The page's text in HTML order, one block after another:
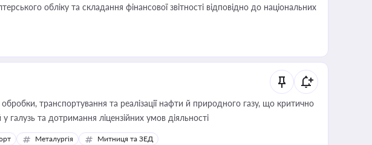
обліку та складання фінансової звітності відповідно до національних
транспортування та реалізації нафти й природного газу, що критично
галузь та дотримання ліцензійних умов діяльності
Металургія Митниця та ЗЕД